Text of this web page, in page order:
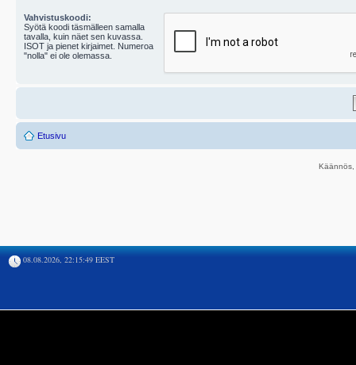
Vahvistuskoodi:
Syötä koodi täsmälleen samalla
tavalla, kuin näet sen kuvassa.
ISOT ja pienet kirjaimet. Numeroa
"nolla" ei ole olemassa.
Etusivu
08.08.2026, 22:15:49 EEST